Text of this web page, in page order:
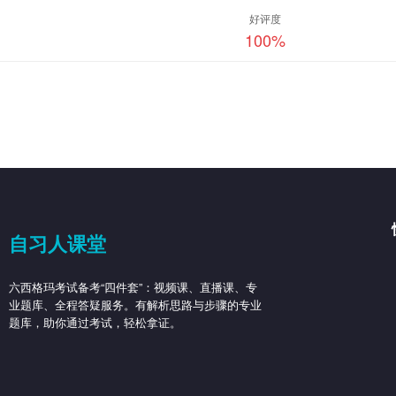
好评度
100%
自习人课堂
六西格玛考试备考“四件套”：视频课、直播课、专
业题库、全程答疑服务。有解析思路与步骤的专业
题库，助你通过考试，轻松拿证。